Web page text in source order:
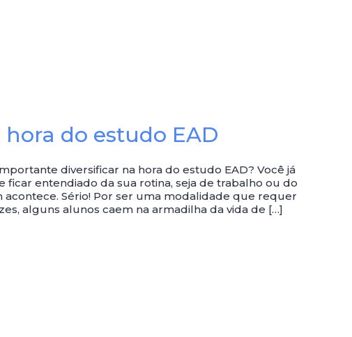
do estudo EAD
diversificar na hora do estudo EAD? Você já
ficar entendiado da sua rotina, seja de trabalho ou do
Sério! Por ser uma modalidade que requer
alguns alunos caem na armadilha da vida de […]